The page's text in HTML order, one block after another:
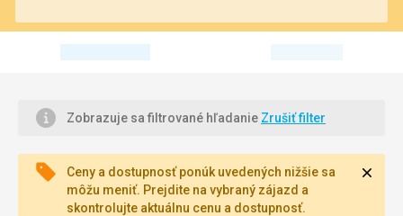
Zobrazuje sa filtrované hľadanie Zrušiť filter
Ceny a dostupnosť ponúk uvedených nižšie sa
môžu meniť. Prejdite na vybraný zájazd a
skontrolujte aktuálnu cenu a dostupnosť.